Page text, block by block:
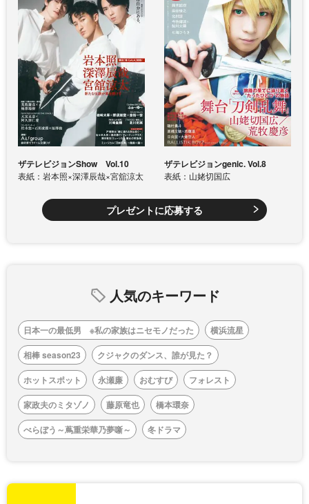
ザテレビジョンShow Vol.10
表紙：岩本照×深澤辰哉×宮舘涼太
ザテレビジョンgenic. Vol.8
表紙：山姥切国広
プレゼントに応募する
人気のキーワード
日本一の最低男 ※私の家族はニセモノだった
横浜流星
相棒 season23
クジャクのダンス、誰が見た？
ホットスポット
永瀬廉 おむすび
フォレスト
家政夫のミタゾノ
藤原竜也
橋本環奈
べらぼう～蔦重栄華乃夢噺～
冬ドラマ